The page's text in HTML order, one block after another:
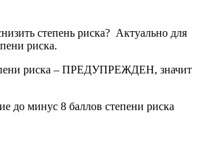
степень риска? Актуально для
риска.
риска – ПРЕДУПРЕЖДЕН, значит
до минус 8 баллов степени риска